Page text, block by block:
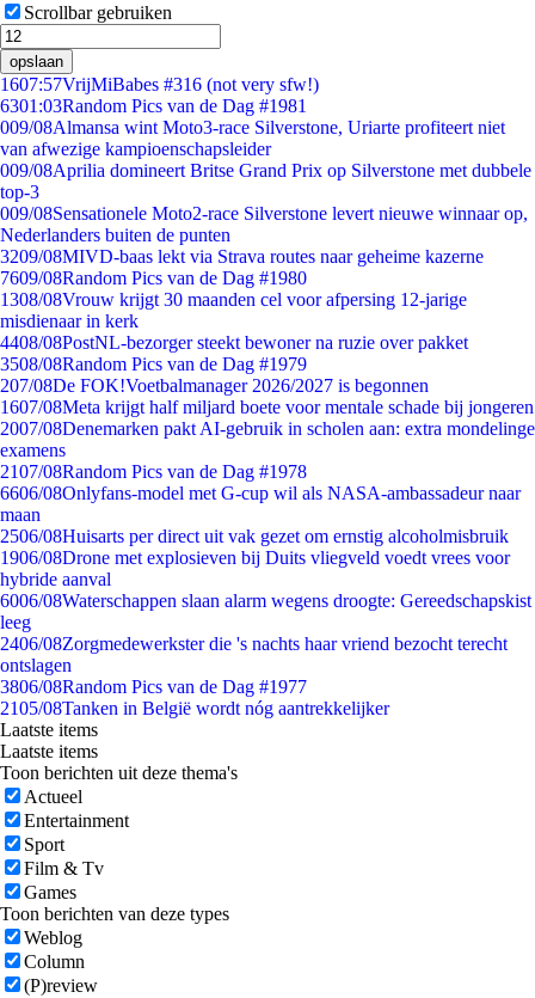
Scrollbar gebruiken
opslaan
1607:57VrijMiBabes #316 (not very sfw!)
6301:03Random Pics van de Dag #1981
009/08Almansa wint Moto3-race Silverstone, Uriarte profiteert niet
van afwezige kampioenschapsleider
009/08Aprilia domineert Britse Grand Prix op Silverstone met dubbele
top-3
009/08Sensationele Moto2-race Silverstone levert nieuwe winnaar op,
Nederlanders buiten de punten
3209/08MIVD-baas lekt via Strava routes naar geheime kazerne
7609/08Random Pics van de Dag #1980
1308/08Vrouw krijgt 30 maanden cel voor afpersing 12-jarige
misdienaar in kerk
4408/08PostNL-bezorger steekt bewoner na ruzie over pakket
3508/08Random Pics van de Dag #1979
207/08De FOK!Voetbalmanager 2026/2027 is begonnen
1607/08Meta krijgt half miljard boete voor mentale schade bij jongeren
2007/08Denemarken pakt AI-gebruik in scholen aan: extra mondelinge
examens
2107/08Random Pics van de Dag #1978
6606/08Onlyfans-model met G-cup wil als NASA-ambassadeur naar
maan
2506/08Huisarts per direct uit vak gezet om ernstig alcoholmisbruik
1906/08Drone met explosieven bij Duits vliegveld voedt vrees voor
hybride aanval
6006/08Waterschappen slaan alarm wegens droogte: Gereedschapskist
leeg
2406/08Zorgmedewerkster die 's nachts haar vriend bezocht terecht
ontslagen
3806/08Random Pics van de Dag #1977
2105/08Tanken in België wordt nóg aantrekkelijker
Laatste items
Laatste items
Toon berichten uit deze thema's
Actueel
Entertainment
Sport
Film & Tv
Games
Toon berichten van deze types
Weblog
Column
(P)review